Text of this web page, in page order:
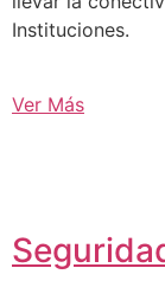
Instituciones.
Ver Más